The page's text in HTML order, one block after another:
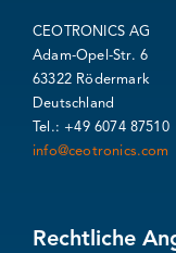
CEOTRONICS AG
Adam-Opel-Str. 6
63322 Rödermark
Deutschland
Tel.: +49 6074 87510
info@ceotronics.com
Rechtliche